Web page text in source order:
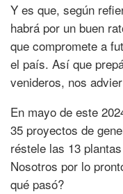
Y es que, según
habrá por un buen
que compromete a
el país. Así que
venideros, nos
En mayo de este
35 proyectos de
réstele las 13
Nosotros por lo
qué pasó?